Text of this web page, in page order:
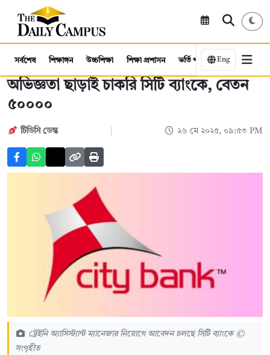
সর্বশেষ শিক্ষাঙ্গন উচ্চশিক্ষা শিক্ষা প্রশাসন ভর্তি পরীক্ষা কর্মসংস্থান
Eng
অভিজ্ঞতা ছাড়াই চাকরি সিটি ব্যাংকে, বেতন
৫০০০০
টিডিসি ডেস্ক ২৬ মে ২০২৫, ০৯:৫৩ PM
ট্রেইনি অ্যাসিস্ট্যান্ট ম্যানেজার নিয়োগে আবেদন চলছে সিটি ব্যাংকে ©
সংগৃহীত